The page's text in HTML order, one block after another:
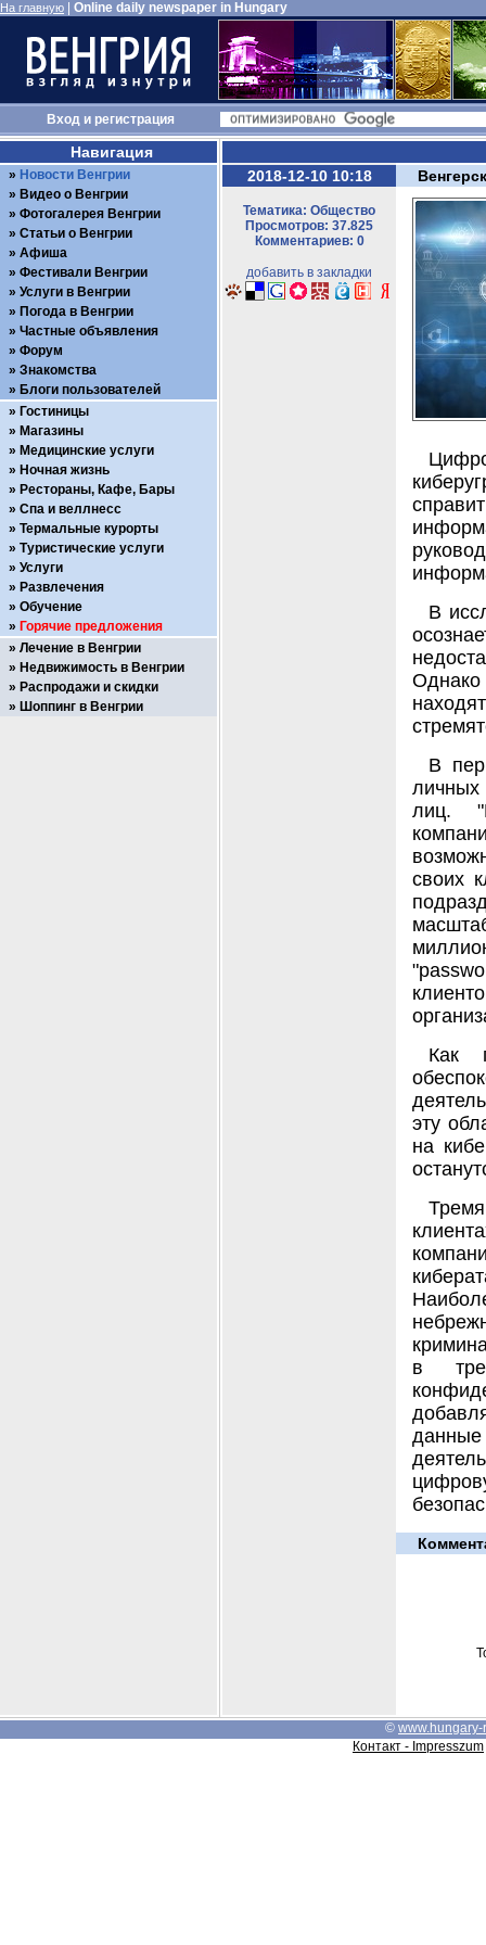
На главную Online daily newspaper in Hungary
Входи регистрация
2018-12-10 10:18
Тематика: Общество
Просмотров: 37.825
Комментариев: 0
добавить в закладки
В
В
лиц.
своих
Как
эту
на
в
данные
Навигация
Новости Венгрии
Видео о Венгрии
Фотогалерея Венгрии
Статьи о Венгрии
Афиша
Фестивали Венгрии
Услуги в Венгрии
Погода в Венгрии
Частные объявления
Форум
Знакомства
Блоги пользователей
Гостиницы
Магазины
Медицинские услуги
Ночная жизнь
Рестораны, Кафе, Бары
Спа и веллнесс
Термальные курорты
Туристические услуги
Услуги
Развлечения
Обучение
Горячие предложения
Лечение в Венгрии
Недвижимость в Венгрии
Распродажи и скидки
Шоппинг в Венгрии
© www.hungary-
Контакт - Impresszum